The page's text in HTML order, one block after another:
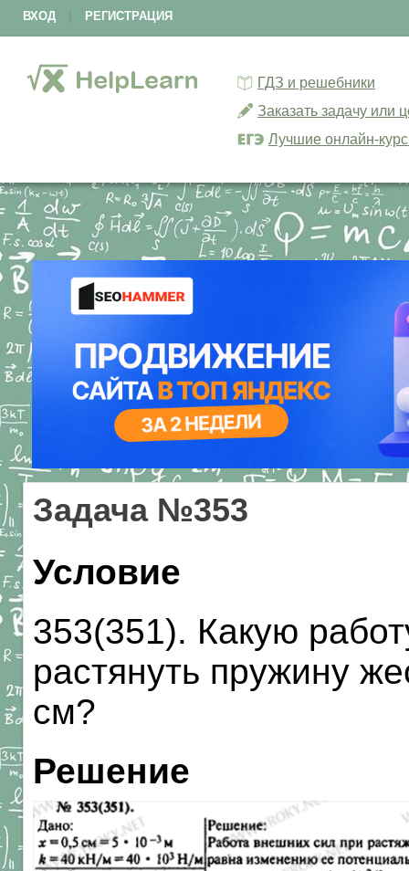
ВХОД РЕГИСТРАЦИЯ
ГДЗ и решебники
Заказать задачу или
Лучшие онлайн-
Задача №353
Условие
353(351). Какую
растянуть пружину
см?
Решение